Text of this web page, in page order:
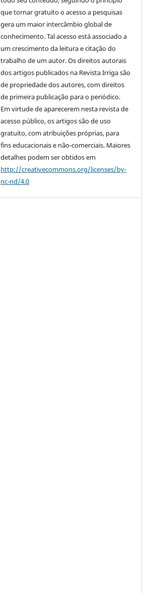
que tornar gratuito o acesso a pesquisas
gera um maior intercâmbio global de
conhecimento. Tal acesso está associado a
um crescimento da leitura e citação do
trabalho de um autor. Os direitos autorais
dos artigos publicados na Revista Irriga são
de propriedade dos autores, com direitos
de primeira publicação para o periódico.
Em virtude de aparecerem nesta revista de
acesso público, os artigos são de uso
gratuito, com atribuições próprias, para
fins educacionais e não-comerciais. Maiores
detalhes podem ser obtidos em
http://creativecommons.org/licenses/by-
nc-nd/4.0